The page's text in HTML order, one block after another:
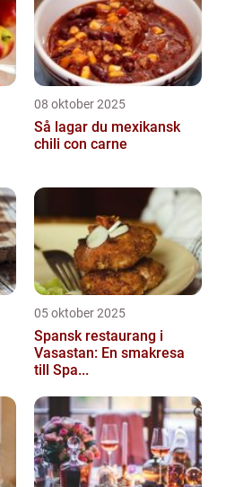
08 oktober 2025
Så lagar du mexikansk
chili con carne
05 oktober 2025
Spansk restaurang i
Vasastan: En smakresa
till Spa...